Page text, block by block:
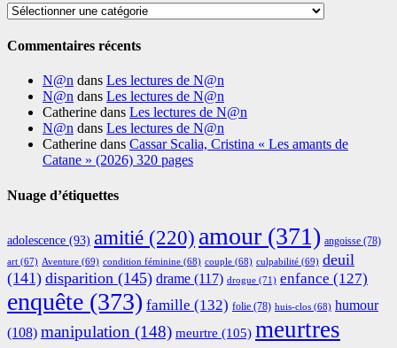
Catégories
Commentaires récents
N@n dans Les lectures de N@n
N@n dans Les lectures de N@n
Catherine dans Les lectures de N@n
N@n dans Les lectures de N@n
Catherine dans Cassar Scalia, Cristina « Les amants de
Catane » (2026) 320 pages
Nuage d’étiquettes
adolescence (93) amitié (220) amour (371) angoisse (78)
art (67) Aventure (69) condition féminine (68) couple (68) culpabilité (69) deuil
(141) disparition (145) drame (117) drogue (71) enfance (127)
enquête (373) famille (132) folie (78) huis-clos (68) humour
(108) manipulation (148) meurtre (105) meurtres